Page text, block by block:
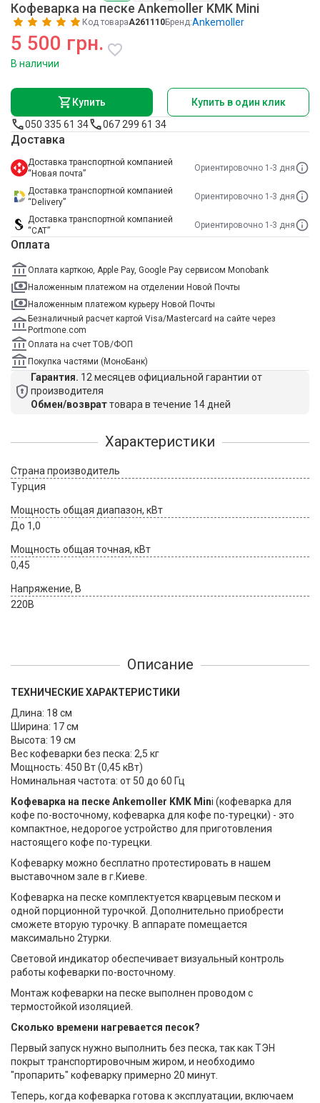
Кофеварка на песке Ankemoller KMK Mini
Код товараA261110Бренд:Ankemoller
5 500 грн.
В наличии
Купить
Купить в один клик
050 335 61 34
067 299 61 34
Доставка
Доставка транспортной компанией
“Новая почта”
Ориентировочно 1-3 дня
Доставка транспортной компанией
“Delivery”
Ориентировочно 1-3 дня
Доставка транспортной компанией
“САТ”
Ориентировочно 1-3 дня
Оплата
Оплата карткою, Apple Pay, Google Pay сервисом Monobank
Наложенным платежом на отделении Новой Почты
Наложенным платежом курьеру Новой Почты
Безналичный расчет картой Visa/Mastercard на сайте через
Portmone.com
Оплата на счет ТОВ/ФОП
Покупка частями (МоноБанк)
Гарантия. 12 месяцев официальной гарантии от
производителя
Обмен/возвраттовара в течение 14 дней
Характеристики
Страна производитель
Турция
Мощность общая диапазон, кВт
До 1,0
Мощность общая точная, кВт
0,45
Напряжение, В
220В
Описание
ТЕХНИЧЕСКИЕ ХАРАКТЕРИСТИКИ
Длина: 18 см
Ширина: 17 см
Высота: 19 см
Вес кофеварки без песка: 2,5 кг
Мощность: 450 Вт (0,45 кВт)
Номинальная частота: от 50 до 60 Гц
Кофеварка на песке Ankemoller KMK Mini (кофеварка для
кофе по-восточному, кофеварка для кофе по-турецки) - это
компактное, недорогое устройство для приготовления
настоящего кофе по-турецки.
Кофеварку можно бесплатно протестировать в нашем
выставочном зале в г.Киеве.
Кофеварка на песке комплектуется кварцевым песком и
одной порционной турочкой. Дополнительно приобрести
сможете вторую турочку. В аппарате помещается
максимально 2турки.
Световой индикатор обеспечивает визуальный контроль
работы кофеварки по-восточному.
Монтаж кофеварки на песке выполнен проводом с
термостойкой изоляцией.
Сколько времени нагревается песок?
Первый запуск нужно выполнить без песка, так как ТЭН
покрыт транспортировочным жиром, и необходимо
"пропарить" кофеварку примерно 20 минут.
Теперь, когда кофеварка готова к эксплуатации, включаем